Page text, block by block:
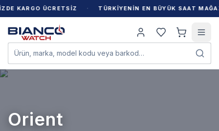
KARGO ÜCRETSİZ · TÜRKİYENİN EN BÜYÜK SAAT
Ürün, marka, model kodu veya barkod…
Seiko